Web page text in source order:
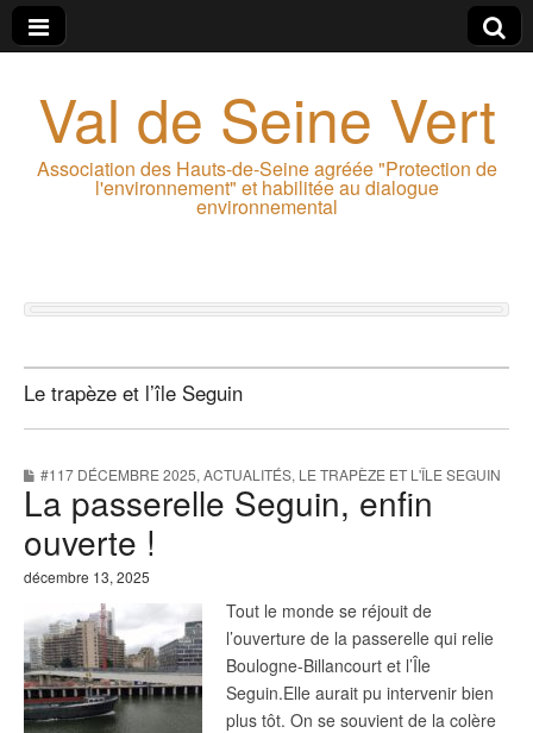
Val de Seine Vert
Association des Hauts-de-Seine agréée "Protection de
l'environnement" et habilitée au dialogue
environnemental
Le trapèze et l’île Seguin
#117 DÉCEMBRE 2025, ACTUALITÉS, LE TRAPÈZE ET L'ÎLE SEGUIN
La passerelle Seguin, enfin
ouverte !
décembre 13, 2025
Tout le monde se réjouit de
l’ouverture de la passerelle qui relie
Boulogne-Billancourt et l’Île
Seguin.Elle aurait pu intervenir bien
plus tôt. On se souvient de la colère